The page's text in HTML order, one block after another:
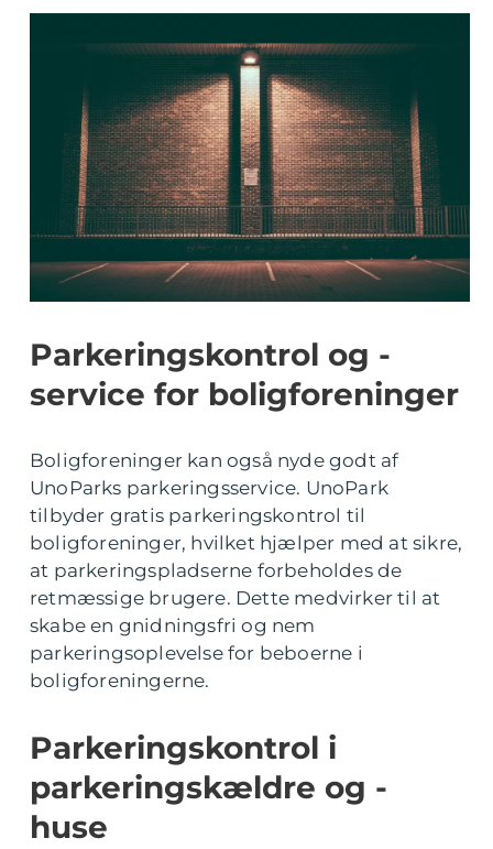
Parkeringskontrol og -
service for boligforeninger
Boligforeninger kan også nyde godt af
UnoParks parkeringsservice. UnoPark
tilbyder gratis parkeringskontrol til
boligforeninger, hvilket hjælper med at sikre,
at parkeringspladserne forbeholdes de
retmæssige brugere. Dette medvirker til at
skabe en gnidningsfri og nem
parkeringsoplevelse for beboerne i
boligforeningerne.
Parkeringskontrol i
parkeringskældre og -
huse